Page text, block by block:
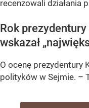
recenzowali działania
Rok
wskazał
O ocenę prezydentury
polityków w Sejmie. –